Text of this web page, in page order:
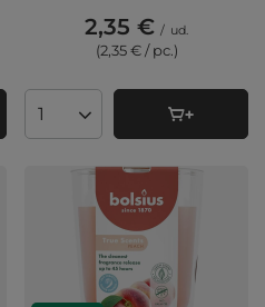
2,35 € / ud.
(2,35 € / pc.)
Cantidad de productos